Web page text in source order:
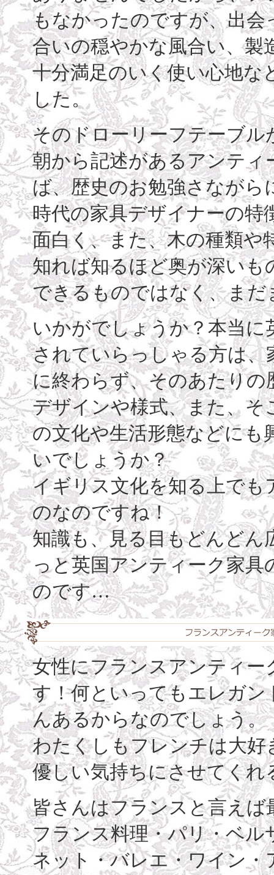
もなかったのですが、出
合いの穏やかな風合い、製
十分満足のいく使い心地な
した。
そのドローリーフテーブ
朝から記述があるアンテ
ば、歴史のお勉強さながら
時代の家具デザイナーの特
面白く、また、木の種類や
知れば知るほど奥が深いも
できるものではなく、ま
いかがでしょうか？本当
されていらっしゃる方は
に終わらず、そのあたり
デザインや様式、また、
の文化や生活形態などに
いでしょうか？
イギリス文化を知る上で
のなのですね！
知識も、見る目もどんどん
っと英国アンティーク家
のです…
女性にフランスアンティ
す！何といってもエレガ
んあるからなのでしょう。
わたくしもフレンチは大
優しい気持ちにさせてく
皆さんはフランスと言え
フランス料理・パリ・ベ
ネット・バレエ・ワイン